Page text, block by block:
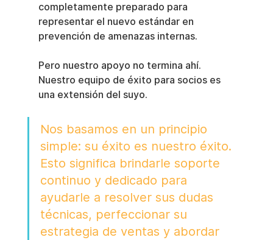
completamente preparado para
representar el nuevo estándar en
prevención de amenazas internas.
Pero nuestro apoyo no termina ahí.
Nuestro equipo de éxito para socios es
una extensión del suyo.
Nos basamos en un principio
simple: su éxito es nuestro éxito.
Esto significa brindarle soporte
continuo y dedicado para
ayudarle a resolver sus dudas
técnicas, perfeccionar su
estrategia de ventas y abordar